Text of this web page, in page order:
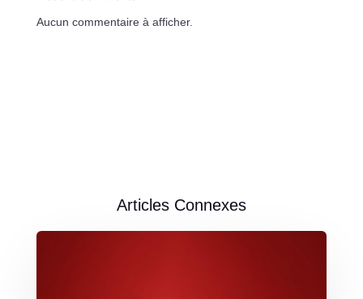
Aucun commentaire à afficher.
Articles Connexes